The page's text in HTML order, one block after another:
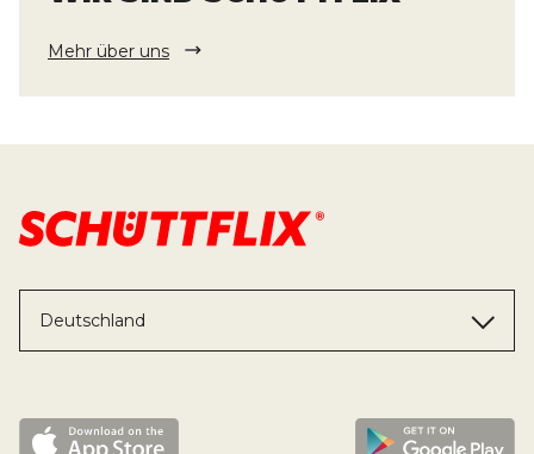
Mehr über uns
Deutschland